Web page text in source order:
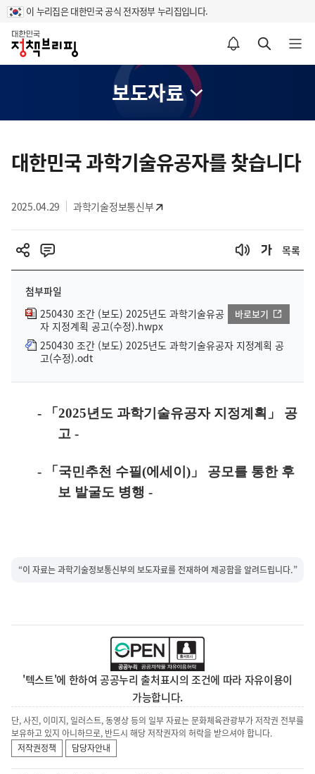
이 누리집은 대한민국 공식 전자정부 누리집입니다.
홈
알림설정 바로가기 검색 바로가기 메뉴 열기
보도자료
텐
츠
역
대한민국 과학기술유공자를 찾습니다
2025.04.29 과학기술정보통신부
목록
첨부파일
250430 조간 (보도) 2025년도 과학기술유공
자 지정계획 공고(수정).hwpx
바로보기
250430 조간 (보도) 2025년도 과학기술유공자 지정계획 공
고(수정).odt
- 「2025년도 과학기술유공자 지정계획 」 공
고 -
- 「 국민추천 수필(에세이) 」 공모를 통한 후
보 발굴도 병행 -
“이 자료는 과학기술정보통신부의 보도자료를 전재하여 제공함을 알려드립니다.”
'텍스트'에 한하여 공공누리 출처표시의 조건에 따라 자유이용이
가능합니다.
단, 사진, 이미지, 일러스트, 동영상 등의 일부 자료는 문화체육관광부가 저작권 전부를
보유하고 있지 아니하므로, 반드시 해당 저작권자의 허락을 받으셔야 합니다.
저작권정책
담당자안내